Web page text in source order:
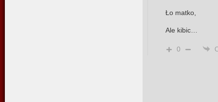
Ło matko,
Ale kibic…
0